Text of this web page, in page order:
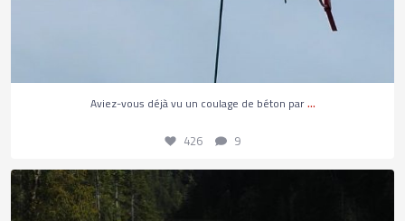
Aviez-vous déjà vu un coulage de béton par...
426 9
Les coulisses d’une opération d’héliportage